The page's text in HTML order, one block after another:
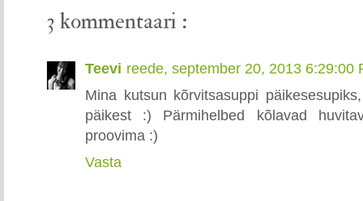
3 kommentaari :
Teevi reede, september 20, 2013 6:29:00
Mina kutsun kõrvitsasuppi
päikest :) Pärmihelbed kõlavad
proovima :)
Vasta